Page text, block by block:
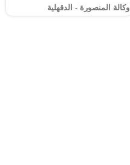
وكالة المنصورة - الدقهلية‎